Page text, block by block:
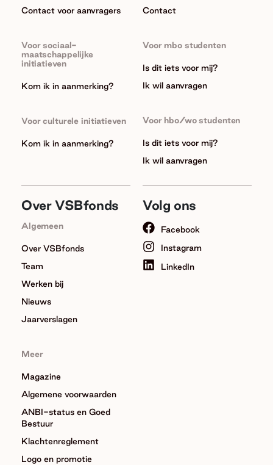
Contact voor aanvragers
Voor sociaal-
maatschappelijke
initiatieven
Kom ik in aanmerking?
Voor culturele initiatieven
Kom ik in aanmerking?
Contact
Voor mbo studenten
Is dit iets voor mij?
Ik wil aanvragen
Voor hbo/wo studenten
Is dit iets voor mij?
Ik wil aanvragen
Over VSBfonds
Algemeen
Over VSBfonds
Team
Werken bij
Nieuws
Jaarverslagen
Meer
Magazine
Algemene voorwaarden
ANBI-status en Goed
Bestuur
Klachtenreglement
Logo en promotie
Volg ons
Facebook
Instagram
LinkedIn